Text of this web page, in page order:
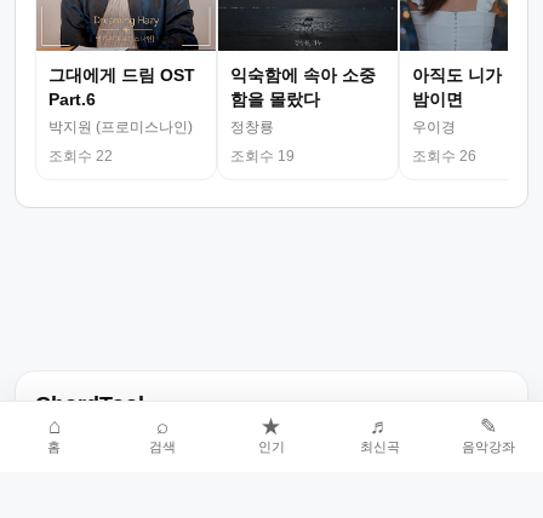
그대에게 드림 OST
Part.6
박지원 (프로미스나인)
조회수 22
익숙함에 속아 소중
함을 몰랐다
정창룡
조회수 19
아직도 니가 그
밤이면
우이경
조회수 26
ChordTool
노래 가사, 곡 정보, 코드, 악보를 한곳에서 찾을 수 있는 음악 정보
⌂
홈
⌕
검색
★
인기
♬
최신곡
✎
음악강좌